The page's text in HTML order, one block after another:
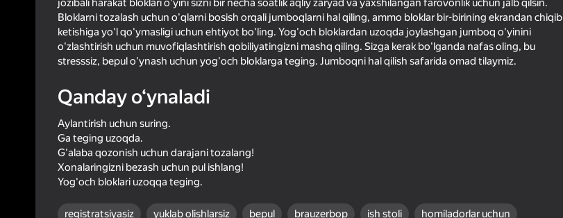
Boshlash
Oʻyin haqida batafsil
jozibali harakat bloklari o'yini sizni bir necha soatlik aqliy zaryad va yaxshilangan farovonlik uchun jalb qilsin.
Bloklarni tozalash uchun o'qlarni bosish orqali jumboqlarni hal qiling, ammo bloklar bir-birining ekrandan chiqib
ketishiga yo'l qo'ymasligi uchun ehtiyot bo'ling. Yog'och bloklardan uzoqda joylashgan jumboq o'yinini
o'zlashtirish uchun muvofiqlashtirish qobiliyatingizni mashq qiling. Sizga kerak bo'lganda nafas oling, bu
stresssiz, bepul o'ynash uchun yog'och bloklarga teging. Jumboqni hal qilish safarida omad tilaymiz.
Qanday o‘ynaladi
Aylantirish uchun suring.
Ga teging uzoqda.
G'alaba qozonish uchun darajani tozalang!
Xonalaringizni bezash uchun pul ishlang!
Yog'och bloklari uzoqqa teging.
registratsiyasiz yuklab olishlarsiz bepul brauzerbop ish stoli homiladorlar uchun